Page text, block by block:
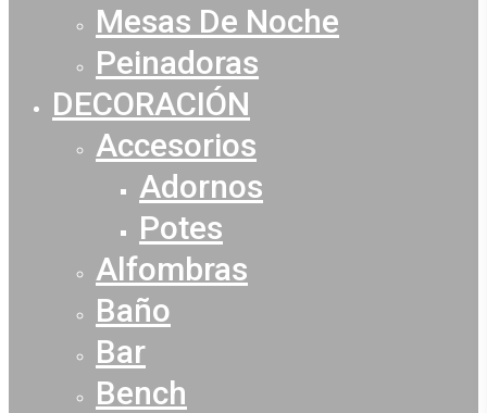
Mesas De Noche
Peinadoras
DECORACIÓN
Accesorios
Adornos
Potes
Alfombras
Baño
Bar
Bench